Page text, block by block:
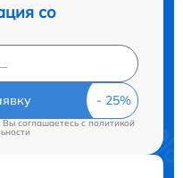
со
Вы соглашаетесь cполитикой